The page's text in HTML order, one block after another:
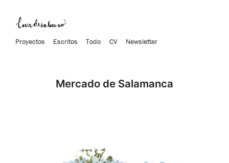
Proyectos Escritos Todo CV Newsletter
Mercado de Salamanca